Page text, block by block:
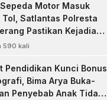
Motor Masuk
Satlantas Polresta
Pastikan Kejadian
Wilayah
590 kali
Pendidikan Kunci Bonus
Bima Arya Buka-
Penyebab Anak Tidak